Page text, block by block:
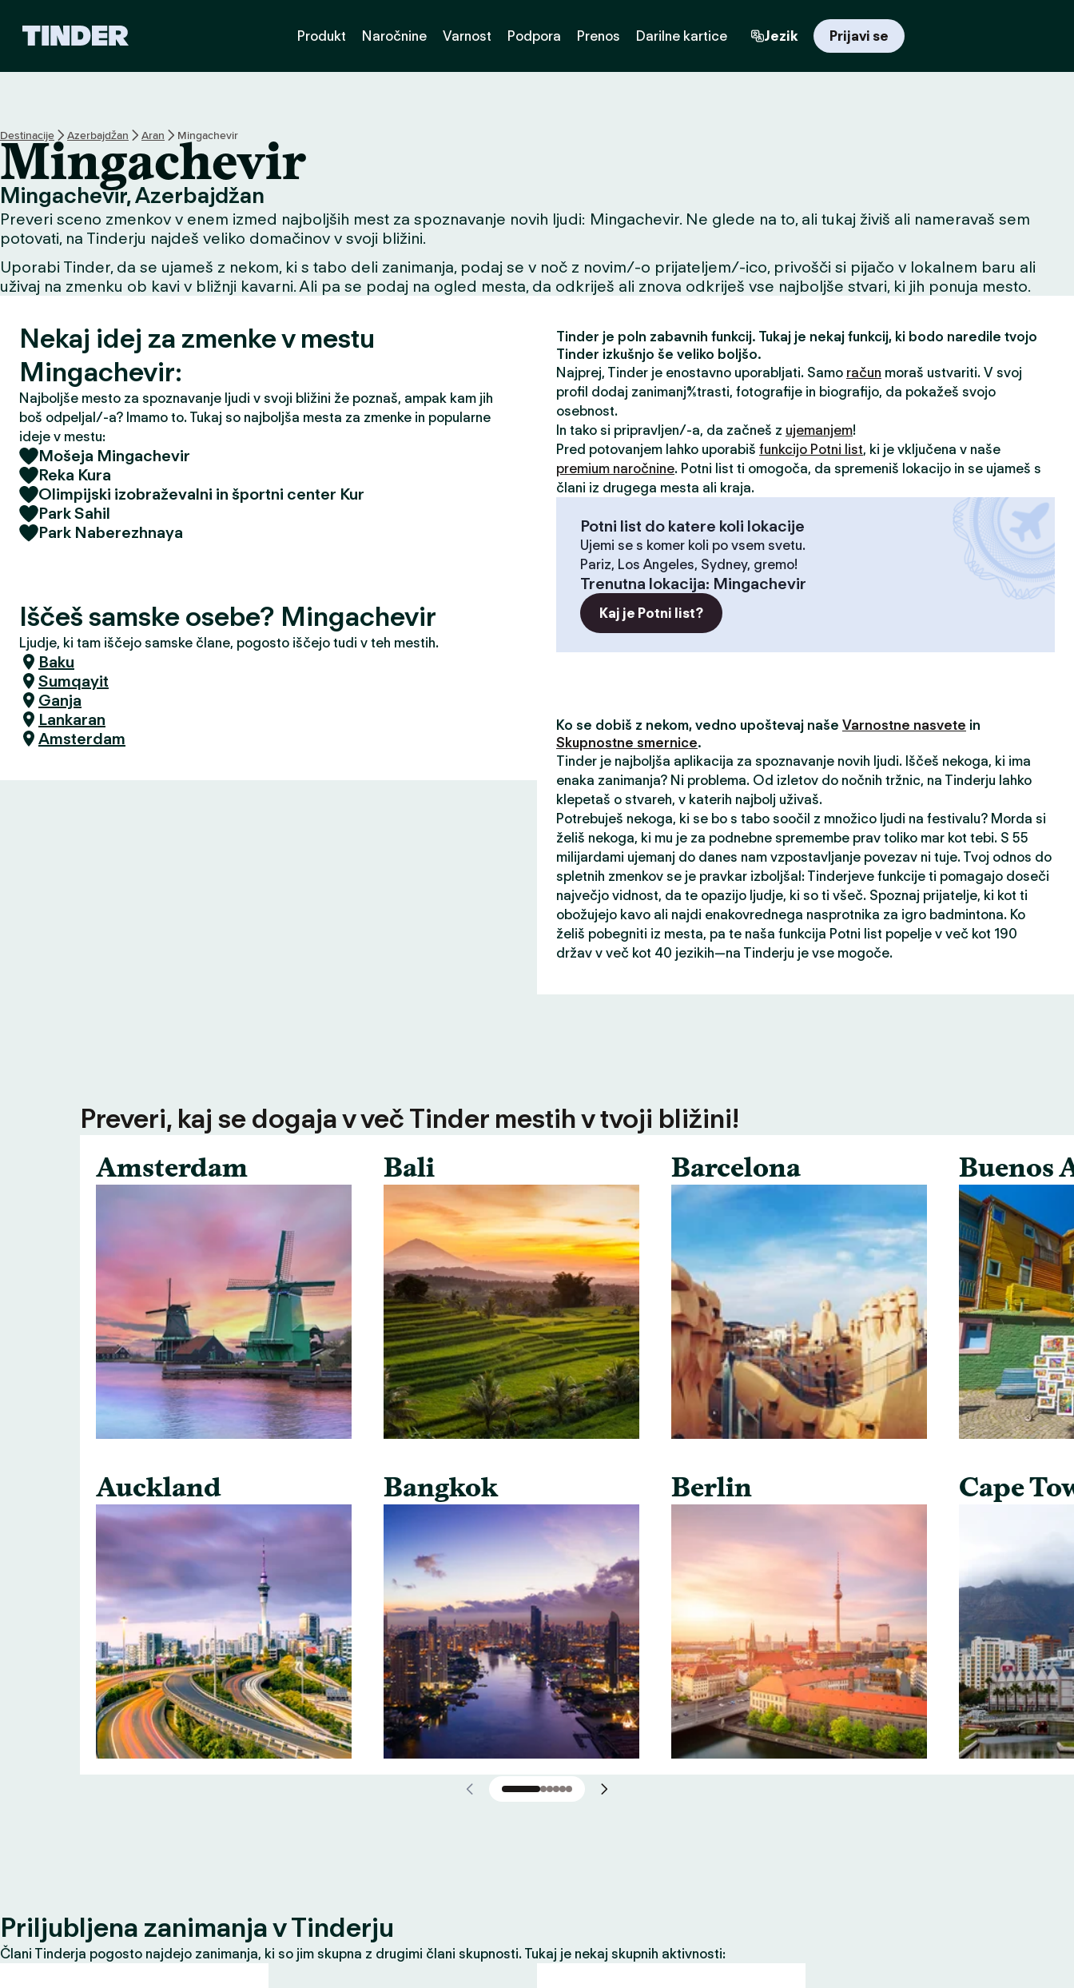
:
D
o
m
o
v
Produkt Naročnine Varnost Podpora Prenos Darilne kartice Jezik Prijavi se
Destinacije Azerbajdžan Aran Mingachevir
Mingachevir
Mingachevir, Azerbajdžan
Preveri sceno zmenkov v enem izmed najboljših mest za spoznavanje novih ljudi: Mingachevir. Ne glede na to, ali tukaj živiš ali nameravaš sem
potovati, na Tinderju najdeš veliko domačinov v svoji bližini.
Uporabi Tinder, da se ujameš z nekom, ki s tabo deli zanimanja, podaj se v noč z novim/-o prijateljem/-ico, privošči si pijačo v lokalnem baru ali
uživaj na zmenku ob kavi v bližnji kavarni. Ali pa se podaj na ogled mesta, da odkriješ ali znova odkriješ vse najboljše stvari, ki jih ponuja mesto.
Nekaj idej za zmenke v mestu
Mingachevir:
Najboljše mesto za spoznavanje ljudi v svoji bližini že poznaš, ampak kam jih
boš odpeljal/-a? Imamo to. Tukaj so najboljša mesta za zmenke in popularne
ideje v mestu:
Mošeja Mingachevir
Reka Kura
Olimpijski izobraževalni in športni center Kur
Park Sahil
Park Naberezhnaya
Iščeš samske osebe? Mingachevir
Ljudje, ki tam iščejo samske člane, pogosto iščejo tudi v teh mestih.
Baku
Sumqayit
Ganja
Lankaran
Amsterdam
Tinder je poln zabavnih funkcij. Tukaj je nekaj funkcij, ki bodo naredile tvojo
Tinder izkušnjo še veliko boljšo.
Najprej, Tinder je enostavno uporabljati. Samo račun moraš ustvariti. V svoj
profil dodaj zanimanja/strasti, fotografije in biografijo, da pokažeš svojo
osebnost.
In tako si pripravljen/-a, da začneš z ujemanjem!
Pred potovanjem lahko uporabiš funkcijo Potni list, ki je vključena v naše
premium naročnine. Potni list ti omogoča, da spremeniš lokacijo in se ujameš s
člani iz drugega mesta ali kraja.
Potni list do katere koli lokacije
Ujemi se s komer koli po vsem svetu.
Pariz, Los Angeles, Sydney, gremo!
Trenutna lokacija: Mingachevir
Kaj je Potni list?
Ko se dobiš z nekom, vedno upoštevaj naše Varnostne nasvete in
Skupnostne smernice.
Tinder je najboljša aplikacija za spoznavanje novih ljudi. Iščeš nekoga, ki ima
enaka zanimanja? Ni problema. Od izletov do nočnih tržnic, na Tinderju lahko
klepetaš o stvareh, v katerih najbolj uživaš.
Potrebuješ nekoga, ki se bo s tabo soočil z množico ljudi na festivalu? Morda si
želiš nekoga, ki mu je za podnebne spremembe prav toliko mar kot tebi. S 55
milijardami ujemanj do danes nam vzpostavljanje povezav ni tuje. Tvoj odnos do
spletnih zmenkov se je pravkar izboljšal: Tinderjeve funkcije ti pomagajo doseči
največjo vidnost, da te opazijo ljudje, ki so ti všeč. Spoznaj prijatelje, ki kot ti
obožujejo kavo ali najdi enakovrednega nasprotnika za igro badmintona. Ko
želiš pobegniti iz mesta, pa te naša funkcija Potni list popelje v več kot 190
držav v več kot 40 jezikih—na Tinderju je vse mogoče.
Preveri, kaj se dogaja v več Tinder mestih v tvoji bližini!
Amsterdam
Auckland
Bali
Bangkok
Barcelona
Berlin
Buenos
Cape
Priljubljena zanimanja v Tinderju
Člani Tinderja pogosto najdejo zanimanja, ki so jim skupna z drugimi člani skupnosti. Tukaj je nekaj skupnih aktivnosti: